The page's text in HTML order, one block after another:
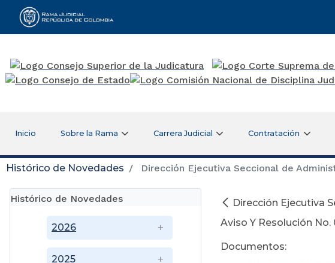
Rama Judicial
Inicio Sobre la Rama Carrera Judicial Contratación
Histórico de Novedades Dirección Ejecutiva Seccional de
Histórico de Novedades
2025
2026
Dirección Ejecutiva
Aviso Y Resolución
Documentos: